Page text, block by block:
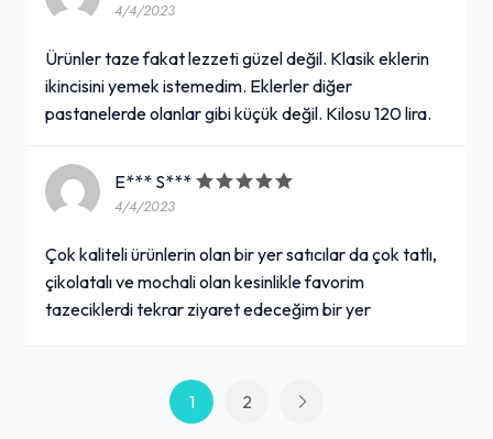
4/4/2023
Ürünler taze fakat lezzeti güzel değil. Klasik eklerin
ikincisini yemek istemedim. Eklerler diğer
pastanelerde olanlar gibi küçük değil. Kilosu 120 lira.
E*** S***
4/4/2023
Çok kaliteli ürünlerin olan bir yer satıcılar da çok tatlı,
çikolatalı ve mochali olan kesinlikle favorim
tazeciklerdi tekrar ziyaret edeceğim bir yer
1 2